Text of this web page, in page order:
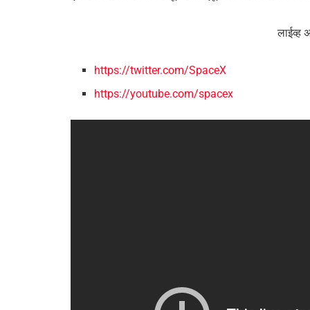
लाईव्ह
https://twitter.com/SpaceX
https://youtube.com/spacex